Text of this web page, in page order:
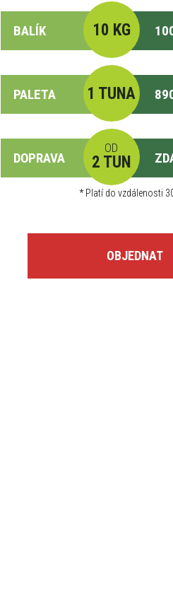
BALÍK 10 KG
PALETA 1 TUNA
DOPRAVA
OD
2 TUN
*Platí do vzdálenosti
OBJEDNAT